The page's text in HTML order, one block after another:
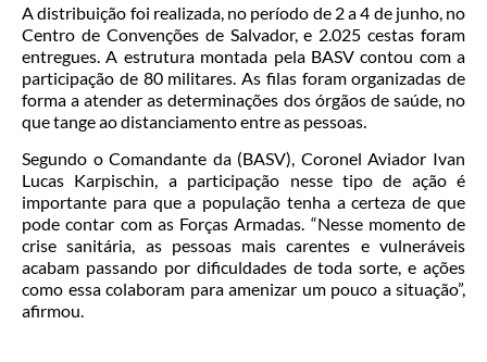
A distribuição foi realizada, no período de 2 a 4 de junho, no
Centro de Convenções de Salvador, e 2.025 cestas foram
entregues. A estrutura montada pela BASV contou com a
participação de 80 militares. As filas foram organizadas de
forma a atender as determinações dos órgãos de saúde, no
que tange ao distanciamento entre as pessoas.
Segundo o Comandante da (BASV), Coronel Aviador Ivan
Lucas Karpischin, a participação nesse tipo de ação é
importante para que a população tenha a certeza de que
pode contar com as Forças Armadas. “Nesse momento de
crise sanitária, as pessoas mais carentes e vulneráveis
acabam passando por dificuldades de toda sorte, e ações
como essa colaboram para amenizar um pouco a situação”,
afirmou.